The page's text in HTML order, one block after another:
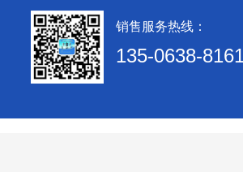
销售服务热线：
135-0638-